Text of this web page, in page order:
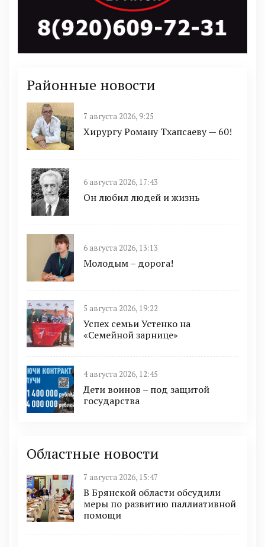
Районные новости
7 августа 2026, 9:25
Хирургу Роману Тхапсаеву — 60!
6 августа 2026, 17:43
Он любил людей и жизнь
6 августа 2026, 13:13
Молодым – дорога!
5 августа 2026, 19:22
Успех семьи Устенко на
«Семейной зарнице»
4 августа 2026, 12:45
Дети воинов – под защитой
государства
Областные новости
7 августа 2026, 15:47
В Брянской области обсудили
меры по развитию паллиативной
помощи